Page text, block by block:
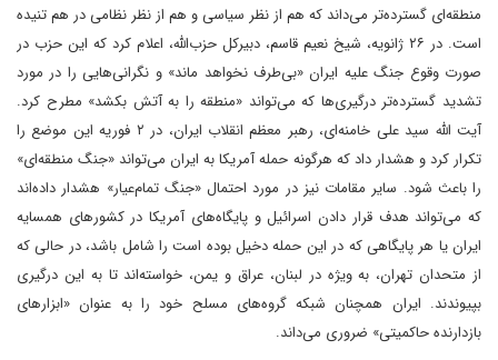
منطقه‌ای گسترده‌تر می‌داند که هم از نظر سیاسی و هم از نظر نظامی در هم تنیده
است. در ۲۶ ژانویه، شیخ نعیم قاسم، دبیرکل حزب‌الله، اعلام کرد که این حزب در
صورت وقوع جنگ علیه ایران «بی‌طرف نخواهد ماند» و نگرانی‌هایی را در مورد
تشدید گسترده‌تر درگیری‌ها که می‌تواند «منطقه را به آتش بکشد» مطرح کرد.
آیت الله سید علی خامنه‌ای، رهبر معظم انقلاب ایران، در ۲ فوریه این موضع را
تکرار کرد و هشدار داد که هرگونه حمله آمریکا به ایران می‌تواند «جنگ منطقه‌ای»
را باعث شود. سایر مقامات نیز در مورد احتمال «جنگ تمام‌عیار» هشدار داده‌اند
که می‌تواند هدف قرار دادن اسرائیل و پایگاه‌های آمریکا در کشورهای همسایه
ایران یا هر پایگاهی که در این حمله دخیل بوده است را شامل باشد، در حالی که
از متحدان تهران، به ویژه در لبنان، عراق و یمن، خواسته‌اند تا به این درگیری
بپیوندند. ایران همچنان شبکه گروه‌های مسلح خود را به عنوان «ابزارهای
بازدارنده حاکمیتی» ضروری می‌داند.